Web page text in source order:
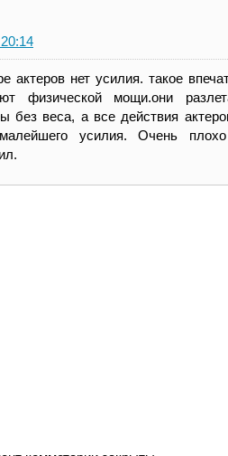
актеров нет усилия. такое
физической мощи.они
без веса, а все действия
усилия. Очень